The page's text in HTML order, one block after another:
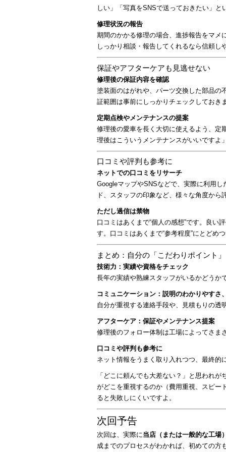
しい」「写真をSNSで送っておきたい」
修理状況の報告
期間のかかる修理の場合、進捗報告をマメ
しっかり相談・報告してくれるなら信頼し
保証やアフターケアも見逃せない
修理後の保証内容を確認
塗装面のはがれや、パーツ交換した部品の
証範囲は事前にしっかりチェックしておき
定期点検やメンテナンスの提案
修理後の愛車を長く大切に使えるよう、定
理後はこういうメンテナンスがいいですよ
口コミや評判も参考に
ネットでの口コミをリサーチ
GoogleマップやSNSなどで、実際に利用
ド、スタッフの印象など、様々な角度から
ただし過信は禁物
口コミはあくまで“個人の感想”です。良い
す。口コミはあくまで“参考程度”にとどめ
まとめ：自分の「こだわりポイント
技術力：実績や資格をチェック
長年の実績や熟練スタッフがいるかどうか
コミュニケーション：説明のわかりやすさ
自分が重視する連絡手段や、見積もりの
アフターケア：保証やメンテナンス提案
修理後のフォロー体制は工場によってさま
口コミや評判も参考に
ネット情報をうまく取り入れつつ、最終的
「どこに頼んでも大差ない？」と思われ
がどこを重視するのか（費用重視、スピー
ると失敗しにくいですよ。
次回予告
次回は、実際に当店（または一般的な工場
成までのプロセスがわかれば、初めての方